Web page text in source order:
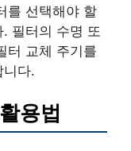
를 선택해야 할
필터의 수명 또
터 교체 주기를
니다.
용법